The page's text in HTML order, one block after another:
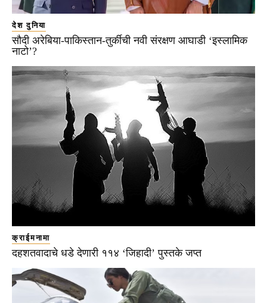
देश दुनिया
सौदी अरेबिया-पाकिस्तान-तुर्कीची नवी संरक्षण आघाडी ‘इस्लामिक
नाटो’?
क्राईमनामा
दहशतवादाचे धडे देणारी ११४ ‘जिहादी’ पुस्तके जप्त